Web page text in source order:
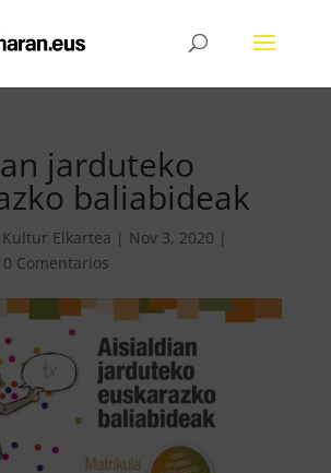
jarduteko
baliabideak
Elkartea | Nov 3, 2020 |
0 Comentarios